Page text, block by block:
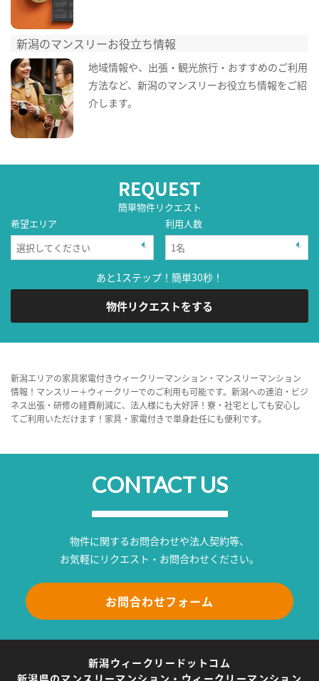
新潟のマンスリーお役立ち情報
地域情報や、出張・観光旅行・おすすめのご利用
方法など、新潟のマンスリーお役立ち情報をご紹
介します。
REQUEST
簡単物件リクエスト
希望エリア
利用人数
あと1ステップ！簡単30秒！
物件リクエストをする
新潟エリアの家具家電付きウィークリーマンション・マンスリーマンション
情報！マンスリー＋ウィークリーでのご利用も可能です。新潟への連泊・ビジ
ネス出張・研修の経費削減に、法人様にも大好評！寮・社宅としても安心し
てご利用いただけます！家具・家電付きで単身赴任にも便利です。
CONTACT US
物件に関するお問合わせや法人契約等、
お気軽にリクエスト・お問合わせください。
お問合わせフォーム
新潟ウィークリードットコム
新潟県のマンスリーマンション・ウィークリーマンション